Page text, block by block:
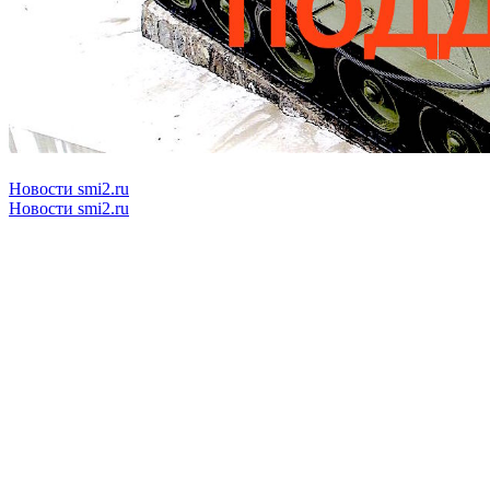
Новости smi2.ru
Новости smi2.ru